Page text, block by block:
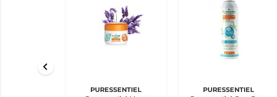
PURESSENTIEL
PURESSENTIEL